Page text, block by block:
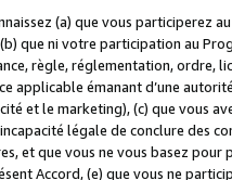
(a) que vous participerez
que ni votre participation au
règle, réglementation, ordre,
applicable émanant d’une
et le marketing), (c) que vous
légale de conclure des
et que vous ne vous basez
Accord, (e) que vous ne